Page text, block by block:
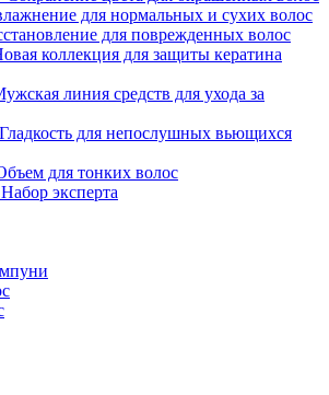
для нормальных и сухих волос
для поврежденных волос
коллекция для защиты кератина
линия средств для ухода за
для непослушных вьющихся
для тонких волос
эксперта